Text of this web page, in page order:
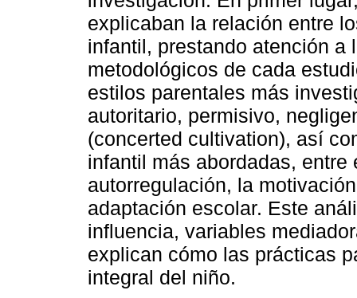
explicaban la relación entre
infantil, prestando atención a
metodológicos de cada
estilos parentales más
autoritario, permisivo,
(concerted cultivation), así
infantil más abordadas,
autorregulación, la
adaptación escolar. Este
influencia, variables
explican cómo las prácticas
integral del niño.